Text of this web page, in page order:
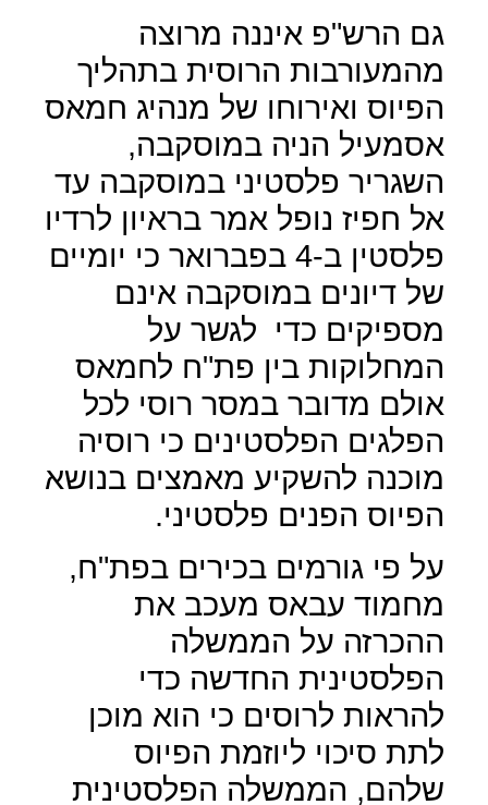
גם הרש"פ איננה מרוצה
מהמעורבות הרוסית בתהליך
הפיוס ואירוחו של מנהיג חמאס
אסמעיל הניה במוסקבה,
השגריר פלסטיני במוסקבה עד
אל חפיז נופל אמר בראיון לרדיו
פלסטין ב-4 בפברואר כי יומיים
של דיונים במוסקבה אינם
מספיקים כדי לגשר על
המחלוקות בין פת"ח לחמאס
אולם מדובר במסר רוסי לכל
הפלגים הפלסטינים כי רוסיה
מוכנה להשקיע מאמצים בנושא
הפיוס הפנים פלסטיני.
על פי גורמים בכירים בפת"ח,
מחמוד עבאס מעכב את
ההכרזה על הממשלה
הפלסטינית החדשה כדי
להראות לרוסים כי הוא מוכן
לתת סיכוי ליוזמת הפיוס
שלהם, הממשלה הפלסטינית